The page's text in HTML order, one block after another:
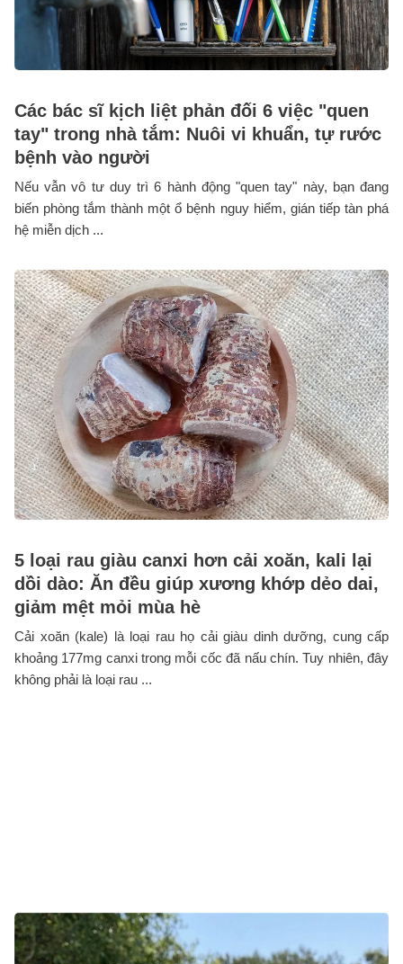
Các bác sĩ kịch liệt phản đối 6 việc "quen
tay" trong nhà tắm: Nuôi vi khuẩn, tự rước
bệnh vào người
Nếu vẫn vô tư duy trì 6 hành động "quen tay" này, bạn đang
biến phòng tắm thành một ổ bệnh nguy hiểm, gián tiếp tàn phá
hệ miễn dịch ...
5 loại rau giàu canxi hơn cải xoăn, kali lại
dồi dào: Ăn đều giúp xương khớp dẻo dai,
giảm mệt mỏi mùa hè
Cải xoăn (kale) là loại rau họ cải giàu dinh dưỡng, cung cấp
khoảng 177mg canxi trong mỗi cốc đã nấu chín. Tuy nhiên, đây
không phải là loại rau ...